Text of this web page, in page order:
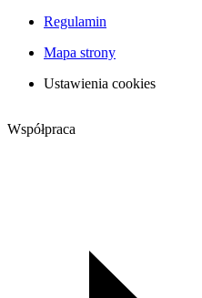
Regulamin
Mapa strony
Ustawienia cookies
Współpraca